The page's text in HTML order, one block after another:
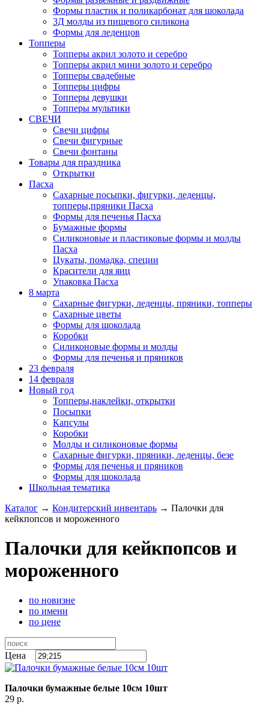
Формы пластик и поликарбонат для шоколада
3Д молды из пищевого силикона
Формы для леденцов
Топперы
Топперы акрил золото и серебро
Топперы акрил мини золото и серебро
Топперы свадебные
Топперы цифры
Топперы девушки
Топперы мультики
СВЕЧИ
Свечи цифры
Свечи фигурные
Свечи фонтаны
Товары для праздника
Открытки
Пасха
Сахарные посыпки, фигурки, леденцы,
топперы,пряники Пасха
Формы для печенья Пасха
Бумажные формы
Силиконовые и пластиковые формы и молды
Пасха
Цукаты, помадка, специи
Красители для яиц
Упаковка Пасха
8 марта
Сахарные фигурки, леденцы, пряники, топперы
Сахарные цветы
Формы для шоколада
Коробки
Силиконовые формы и молды
Формы для печенья и пряников
23 февраля
14 февраля
Новый год
Топперы,наклейки, открытки
Посыпки
Капсулы
Коробки
Молды и силиконовые формы
Сахарные фигурки, пряники, леденцы, безе
Формы для печенья и пряников
Формы для шоколада
Школьная тематика
Каталог → Кондитерский инвентарь → Палочки для
кейкпопсов и мороженного
Палочки для кейкпопсов и
мороженного
по новизне
по имени
по цене
Цена
Палочки бумажные белые 10см 10шт
29 р.